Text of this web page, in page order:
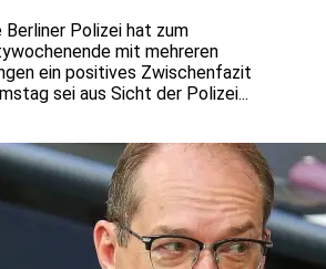
Polizei hat zum
mit mehreren
ein positives Zwischenfazit
sei aus Sicht der Polizei...